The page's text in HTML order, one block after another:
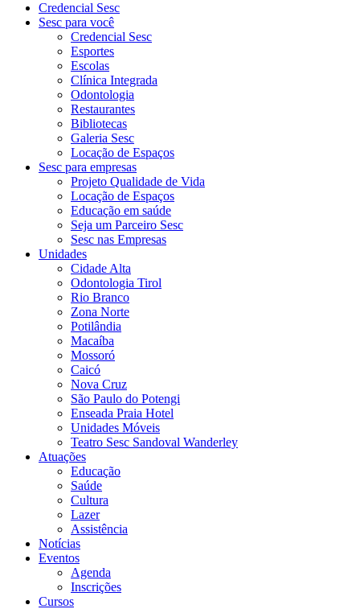
Credencial Sesc
Sesc para você
Credencial Sesc
Esportes
Escolas
Clínica Integrada
Odontologia
Restaurantes
Bibliotecas
Galeria Sesc
Locação de Espaços
Sesc para empresas
Projeto Qualidade de Vida
Locação de Espaços
Educação em saúde
Seja um Parceiro Sesc
Sesc nas Empresas
Unidades
Cidade Alta
Odontologia Tirol
Rio Branco
Zona Norte
Potilândia
Macaíba
Mossoró
Caicó
Nova Cruz
São Paulo do Potengi
Enseada Praia Hotel
Unidades Móveis
Teatro Sesc Sandoval Wanderley
Atuações
Educação
Saúde
Cultura
Lazer
Assistência
Notícias
Eventos
Agenda
Inscrições
Cursos